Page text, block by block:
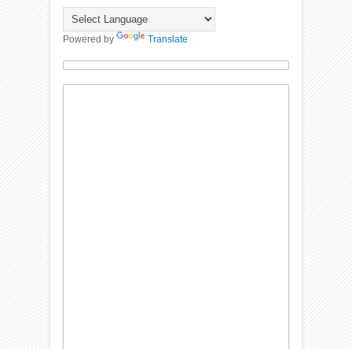
Powered by Translate